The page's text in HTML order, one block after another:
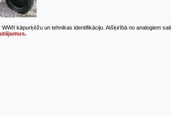
kāpurķēžu un tehnikas identifikāciju. Atšķirībā no analogiem